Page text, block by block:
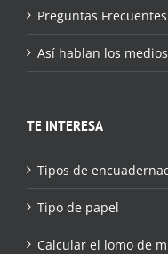
Preguntas Frecuentes
Así hablan los
TE INTERESA
Tipos de
Tipo de papel
Calcular el lomo de